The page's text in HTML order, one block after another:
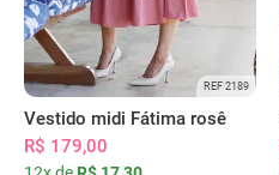
REF 2189
Vestido midi Fátima rosê
R$ 179,00